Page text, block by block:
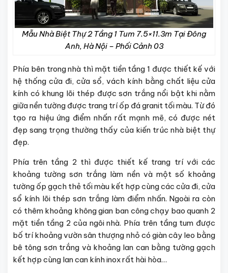
Mẫu Nhà Biệt Thự 2 Tầng 1 Tum 7.5×11.3m Tại Đông
Anh, Hà Nội – Phối Cảnh 03
Phía bên trong nhà thì mặt tiền tầng 1 được thiết kế với
hệ thống cửa đi, cửa sổ, vách kính bằng chất liệu cửa
kính có khung lõi thép được sơn trắng nổi bật khi nằm
giữa nền tường được trang trí ốp đá granit tối màu. Từ đó
tạo ra hiệu ứng điểm nhấn rất mạnh mẽ, có được nét
đẹp sang trọng thường thấy của kiến trúc nhà biệt thự
đẹp.
Phía trên tầng 2 thì được thiết kế trang trí với các
khoảng tường sơn trắng làm nền và một số khoảng
tường ốp gạch thẻ tối màu kết hợp cùng các cửa đi, cửa
sổ kính lõi thép sơn trắng làm điểm nhấn. Ngoài ra còn
có thêm khoảng không gian ban công chạy bao quanh 2
mặt tiền tầng 2 của ngôi nhà. Phía trên tầng tum được
bố trí khoảng vườn sân thượng nhỏ có giàn cây leo bằng
bê tông sơn trắng và khoảng lan can bằng tường gạch
kết hợp cùng lan can kính inox rất hài hòa…